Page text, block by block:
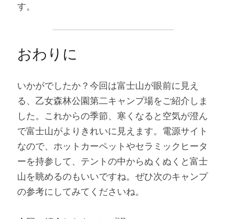
す。
おわりに
いかがでしたか？今回は富士山が眼前に見え
る、乙女森林公園第二キャンプ場をご紹介しま
した。これからの季節、寒くなると空気が澄ん
で富士山がよりきれいに見えます。電源サイト
なので、ホットカーペットやセラミックヒータ
ーを持参して、テントの中からぬくぬくと富士
山を眺めるのもいいですね。ぜひ次のキャンプ
の参考にしてみてくださいね。